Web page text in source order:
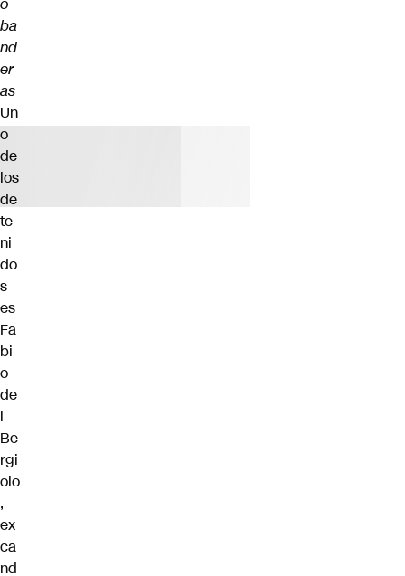
o
ba
nd
er
as
Un
o
de
los
de
te
ni
do
s
es
Fa
bi
o
de
l
Be
rgi
olo
,
ex
ca
nd